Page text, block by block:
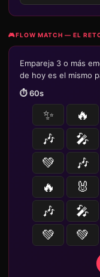
🎮FLOW MATCH — EL
Empareja 3 o más
de hoy es el mismo
⏱️60s
✨ 🔥
🎶
🎤
💚
🎶
🔥
🐰
🎶
🎤
💚
💚